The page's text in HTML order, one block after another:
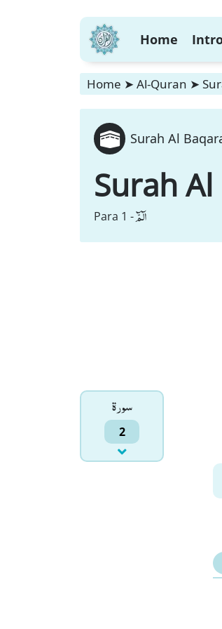
Home
Home ➤ Al-Quran ➤
Surah Al
Surah
Para 1 -الٓمّٓ
سورۃ
2